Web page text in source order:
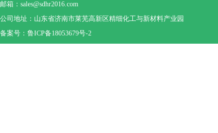
邮箱：sales@sdhr2016.com
公司地址：山东省济南市莱芜高新区精细化工与新材料产业园
备案号：鲁ICP备18053679号-2